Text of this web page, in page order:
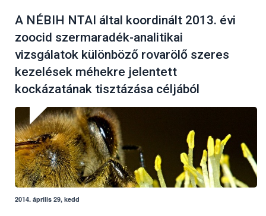
A NÉBIH NTAI által koordinált 2013. évi
zoocid szermaradék-analitikai
vizsgálatok különböző rovarölő szeres
kezelések méhekre jelentett
kockázatának tisztázása céljából
2014. április 29, kedd